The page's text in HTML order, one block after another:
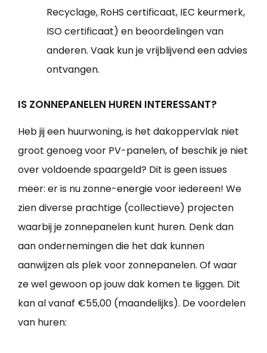
Recyclage, RoHS certificaat, IEC keurmerk,
ISO certificaat) en beoordelingen van
anderen. Vaak kun je vrijblijvend een advies
ontvangen.
IS ZONNEPANELEN HUREN INTERESSANT?
Heb jij een huurwoning, is het dakoppervlak niet
groot genoeg voor PV-panelen, of beschik je niet
over voldoende spaargeld? Dit is geen issues
meer: er is nu zonne-energie voor iedereen! We
zien diverse prachtige (collectieve) projecten
waarbij je zonnepanelen kunt huren. Denk dan
aan ondernemingen die het dak kunnen
aanwijzen als plek voor zonnepanelen. Of waar
ze wel gewoon op jouw dak komen te liggen. Dit
kan al vanaf €55,00 (maandelijks). De voordelen
van huren: